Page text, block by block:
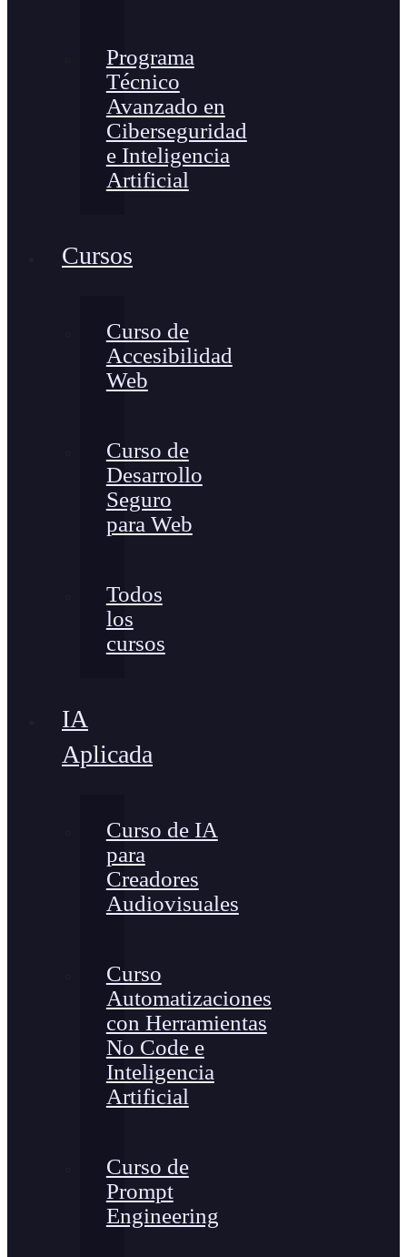
Programa
Técnico
Avanzado en
Ciberseguridad
e Inteligencia
Artificial
Cursos
Curso de
Accesibilidad
Web
Curso de
Desarrollo
Seguro
para Web
Todos
los
cursos
IA
Aplicada
Curso de IA
para
Creadores
Audiovisuales
Curso
Automatizaciones
con Herramientas
No Code e
Inteligencia
Artificial
Curso de
Prompt
Engineering